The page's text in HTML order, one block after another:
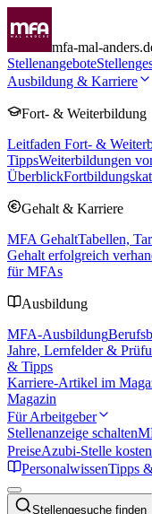
mfa-mal-
Stellenangebote
Ausbildung & Karriere
Fort- & Weiterbildung
Leitfaden Fort- &
TippsWeiterbildungen
Überblick
Gehalt & Karriere
MFA GehaltTabellen,
Gehalt erfolgreich
für MFAs
Ausbildung
MFA-Ausbildung
Jahre, Lernfelder &
& Tipps
Karriere-Artikel im
Magazin
Für Arbeitgeber
Stellenanzeige schalten
PreiseAzubi-Stelle
PersonalwissenTipps
Stellengesuche finden